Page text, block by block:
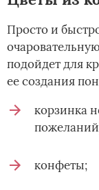
Просто и
подойдет для
ее создания
корзинка
конфеты;